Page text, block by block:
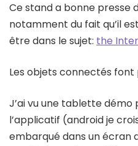
Ce stand a bonne presse
notamment du fait qu’il
être dans le sujet: the
Les objets connectés
J’ai vu une tablette
l’applicatif (android je
embarqué dans un écran